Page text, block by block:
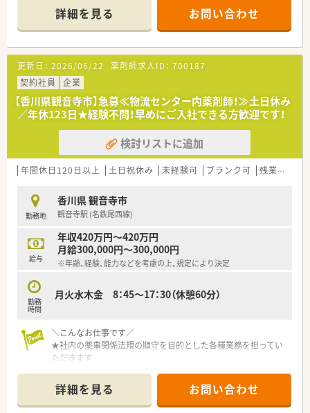
お客様に貢献をしております。
■消費者ニーズに則した提案型の開発体制を整えています。
■GMP準拠のしっかりとした生産体制を整備しています。
■生産量や納期は要望に応じて柔軟に対応をしております。
■マイクロコントロールシステムにより微生物フリーの環境で
生産を行います。
■全ての工場でISOに準拠しております。
＼こんな方におすすめ／
■企業でのお仕事にご興味ある方
■未経験でも安心してチャレンジしたい方
■しっかりサポートを受けながら成長したい方
■車通勤で快適に働きたい方
詳細を見る お問い合わせ
更新日： 2026/06/22 薬剤師求人ID： 700187
契約社員
企業
【香川県観音寺市】急募≪物流センター内薬剤師！≫土日休み
／年休123日★経験不問！早めにご入社できる方歓迎です！
検討リストに追加
年間休日120日以上 土日祝休み 未経験可 ブランク可 残業なし(ほぼなし含む)
勤務地
香川県 観音寺市
観音寺駅 (名鉄尾西線)
給与
年収420万円～420万円
月給300,000円～300,000円
※年齢、経験、能力などを考慮の上、規定により決定
勤務
時間
月火水木金 8：45〜17：30（休憩60分）
＼こんなお仕事です／
★社内の薬事関係法規の順守を目的とした各種業務を担ってい
ただきます
・従業員に対する教育、研修
・行政対応、問い合わせ対応
・その他一般事務
詳細を見る お問い合わせ